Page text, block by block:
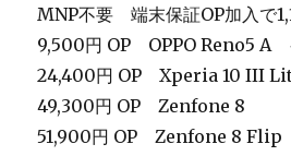
MNP不要 端末保証OP加入で
9,500円 OP OPPO Reno5 A
24,400円 OP Xperia 10 III
49,300円 OP Zenfone 8
51,900円 OP Zenfone 8 Flip